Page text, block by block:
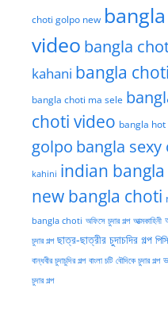
choti golpo new
video bangla
kahani bangla
bangla choti ma sele
choti video bangla hot
golpo bangla sexy
kahini indian
new bangla choti
bangla choti অফিসে চুদার গল্প আত্মকাহিনী
চুদার গল্প ছাত্র-ছাত্রীর চুদাচদির গল্প
বান্ধবীর চুদাচুদির গল্প বাংলা চটি বৌদিকে চুদার গল্প
চুদার গল্প